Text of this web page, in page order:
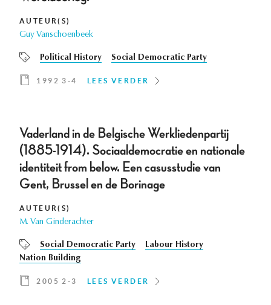
AUTEUR(S)
Guy Vanschoenbeek
Political History Social Democratic Party
1992 3-4 LEES VERDER
Vaderland in de Belgische Werkliedenpartij
(1885-1914). Sociaaldemocratie en nationale
identiteit from below. Een casusstudie van
Gent, Brussel en de Borinage
AUTEUR(S)
M. Van Ginderachter
Social Democratic Party
Labour History
Nation Building
2005 2-3 LEES VERDER